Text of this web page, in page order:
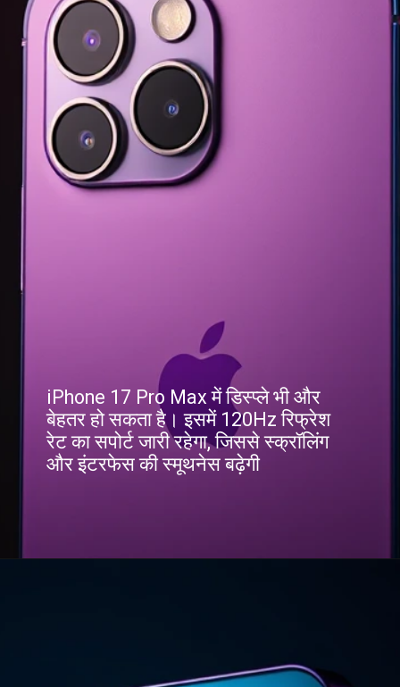
iPhone 17 Pro Max में डिस्प्ले भी और
बेहतर हो सकता है। इसमें 120Hz रिफ्रेश
रेट का सपोर्ट जारी रहेगा, जिससे स्क्रॉलिंग
और इंटरफेस की स्मूथनेस बढ़ेगी